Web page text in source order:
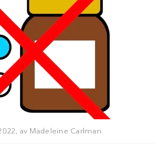
av Madeleine Carlman